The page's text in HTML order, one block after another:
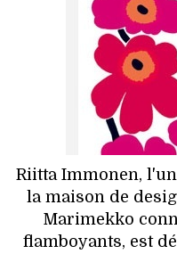
Riitta Immonen,
la maison de
Marimekko
flamboyants, est